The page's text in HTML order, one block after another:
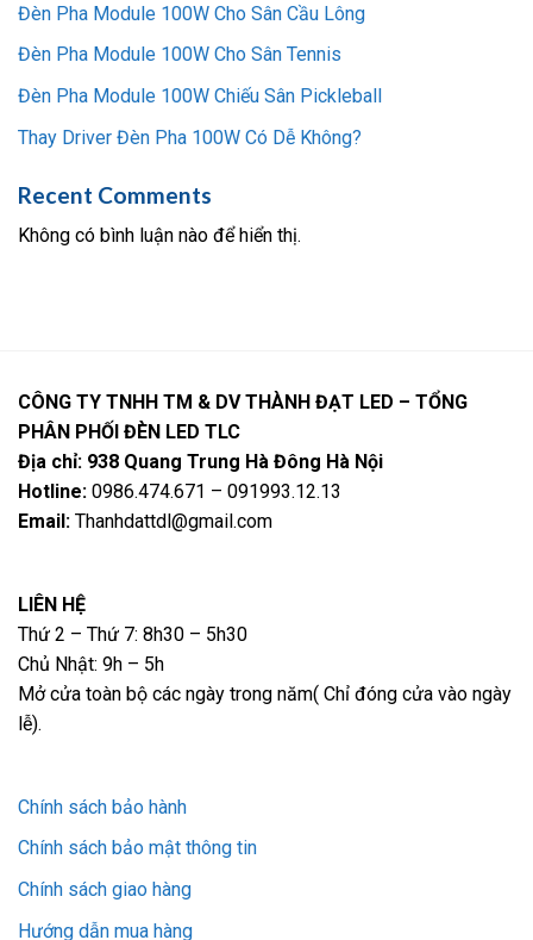
Đèn Pha Module 100W Cho Sân Cầu Lông
Đèn Pha Module 100W Cho Sân Tennis
Đèn Pha Module 100W Chiếu Sân Pickleball
Thay Driver Đèn Pha 100W Có Dễ Không?
Recent Comments
Không có bình luận nào để hiển thị.
CÔNG TY TNHH TM & DV THÀNH ĐẠT LED – TỔNG
PHÂN PHỐI ĐÈN LED TLC
Địa chỉ: 938 Quang Trung Hà Đông Hà Nội
Hotline: 0986.474.671 – 091993.12.13
Email: Thanhdattdl@gmail.com
LIÊN HỆ
Thứ 2 – Thứ 7: 8h30 – 5h30
Chủ Nhật: 9h – 5h
Mở cửa toàn bộ các ngày trong năm( Chỉ đóng cửa vào ngày
lễ).
Chính sách bảo hành
Chính sách bảo mật thông tin
Chính sách giao hàng
Hướng dẫn mua hàng